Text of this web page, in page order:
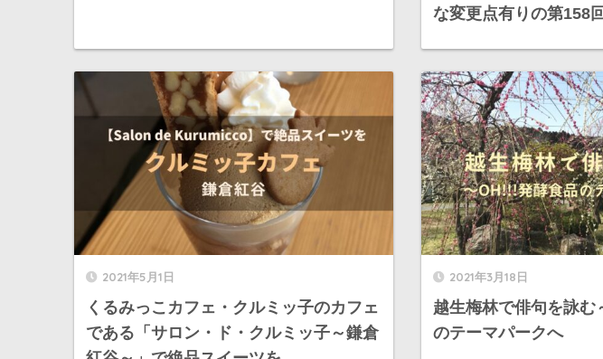
な変更点有りの第158
2021年5月1日
くるみっこカフェ・クルミッ子のカフェ
である「サロン・ド・クルミッ子～鎌倉
2021年3月18日
越生梅林で俳句を詠
のテーマパークへ